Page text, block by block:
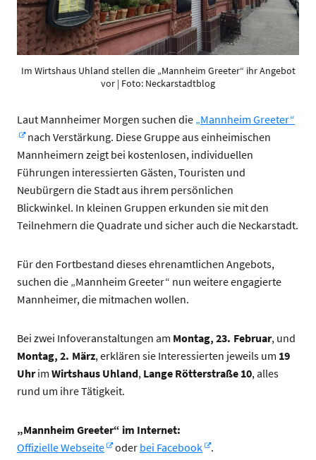
Im Wirtshaus Uhland stellen die „Mannheim Greeter“ ihr Angebot
vor | Foto: Neckarstadtblog
Laut Mannheimer Morgen suchen die „Mannheim Greeter“
nach Verstärkung. Diese Gruppe aus einheimischen
Mannheimern zeigt bei kostenlosen, individuellen
Führungen interessierten Gästen, Touristen und
Neubürgern die Stadt aus ihrem persönlichen
Blickwinkel. In kleinen Gruppen erkunden sie mit den
Teilnehmern die Quadrate und sicher auch die Neckarstadt.
Für den Fortbestand dieses ehrenamtlichen Angebots,
suchen die „Mannheim Greeter“ nun weitere engagierte
Mannheimer, die mitmachen wollen.
Bei zwei Infoveranstaltungen am Montag, 23. Februar, und
Montag, 2. März, erklären sie Interessierten jeweils um 19
Uhrim Wirtshaus Uhland, Lange Rötterstraße 10, alles
rund um ihre Tätigkeit.
„Mannheim Greeter“ im Internet:
Offizielle Webseite
oder bei Facebook .